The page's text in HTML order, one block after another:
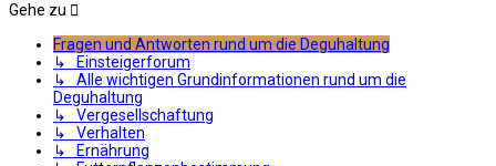
Gehe zu
Fragen und Antworten rund um die Deguhaltung
↳ Einsteigerforum
↳ Alle wichtigen Grundinformationen rund um die
Deguhaltung
↳ Vergesellschaftung
↳ Verhalten
↳ Ernährung